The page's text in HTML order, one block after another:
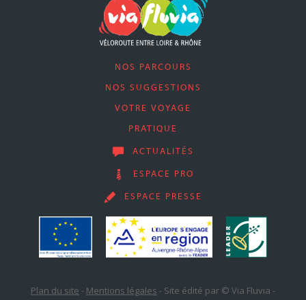
NOS PARCOURS
NOS SUGGESTIONS
VOTRE VOYAGE
PRATIQUE
ACTUALITÉS
ESPACE PRO
ESPACE PRESSE
Plan du site - Mentions légales - Site édité par © Via Fluvia -